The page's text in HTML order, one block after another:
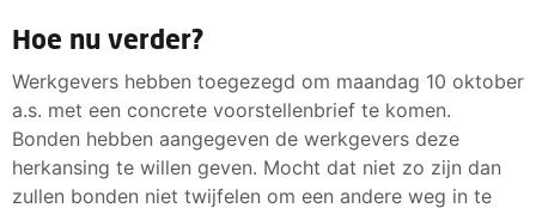
Hoe nu verder?
Werkgevers hebben toegezegd om maandag 10 oktober
a.s. met een concrete voorstellenbrief te komen.
Bonden hebben aangegeven de werkgevers deze
herkansing te willen geven. Mocht dat niet zo zijn dan
zullen bonden niet twijfelen om een andere weg in te